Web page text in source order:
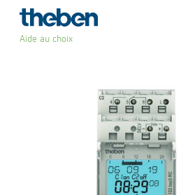
Aide au choix